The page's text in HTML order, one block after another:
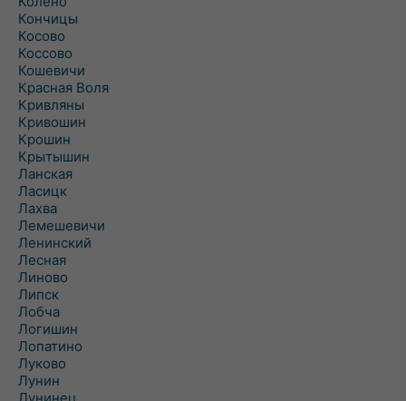
Кончицы
Косово
Коссово
Кошевичи
Красная Воля
Кривляны
Кривошин
Крошин
Крытышин
Ланская
Ласицк
Лахва
Лемешевичи
Ленинский
Лесная
Линово
Липск
Лобча
Логишин
Лопатино
Луково
Лунин